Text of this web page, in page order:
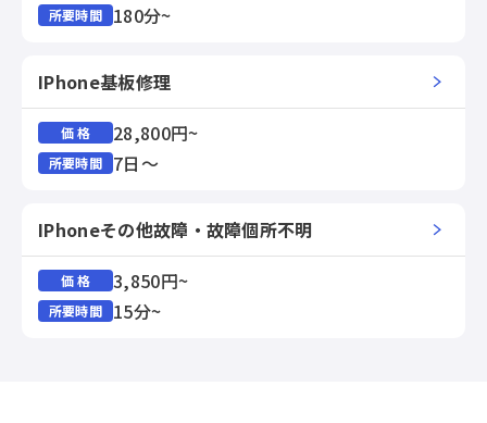
所要時間 180分~
IPhone基板修理
価 格 28,800円~
所要時間 7日～
IPhoneその他故障・故障個所不明
価 格 3,850円~
所要時間 15分~